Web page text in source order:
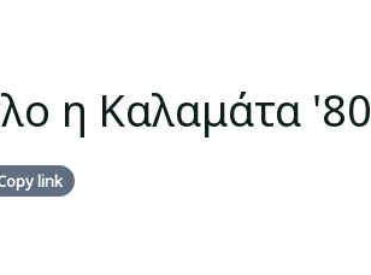
η Καλαμάτα '80
link